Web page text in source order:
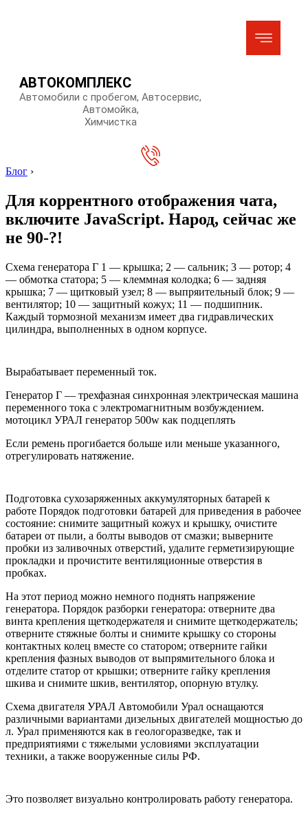
АВТОКОМПЛЕКС
Автомобили с пробегом, Автосервис,
Автомойка,
Химчистка
Блог ›
Для коррентного отображения чата,
включите JavaScript. Народ, сейчас же
не 90-?!
Схема генератора Г 1 — крышка; 2 — сальник; 3 — ротор; 4
— обмотка статора; 5 — клеммная колодка; 6 — задняя
крышка; 7 — щитковый узел; 8 — выпряительный блок; 9 —
вентилятор; 10 — защитный кожух; 11 — подшипник.
Каждый тормозной механизм имеет два гидравлических
цилиндра, выполненных в одном корпусе.
Вырабатывает переменный ток.
Генератор Г — трехфазная синхронная электрическая машина
переменного тока с электромагнитным возбуждением.
мотоцикл УРАЛ генератор 500w как подцеплять
Если ремень прогибается больше или меньше указанного,
отрегулировать натяжение.
Подготовка сухозаряженных аккумуляторных батарей к
работе Порядок подготовки батарей для приведения в рабочее
состояние: снимите защитный кожух и крышку, очистите
батареи от пыли, а болты выводов от смазки; выверните
пробки из заливочных отверстий, удалите герметизирующие
прокладки и прочистите вентиляционные отверстия в
пробках.
На этот период можно немного поднять напряжение
генератора. Порядок разборки генератора: отверните два
винта крепления щеткодержателя и снимите щеткодержатель;
отверните стяжные болты и снимите крышку со стороны
контактных колец вместе со статором; отверните гайки
крепления фазных выводов от выпрямительного блока и
отделите статор от крышки; отверните гайку крепления
шкива и снимите шкив, вентилятор, опорную втулку.
Схема двигателя УРАЛ Автомобили Урал оснащаются
различными вариантами дизельных двигателей мощностью до
л. Урал применяются как в геологоразведке, так и
предприятиями с тяжелыми условиями эксплуатации
техники, а также вооруженные силы РФ.
Это позволяет визуально контролировать работу генератора.